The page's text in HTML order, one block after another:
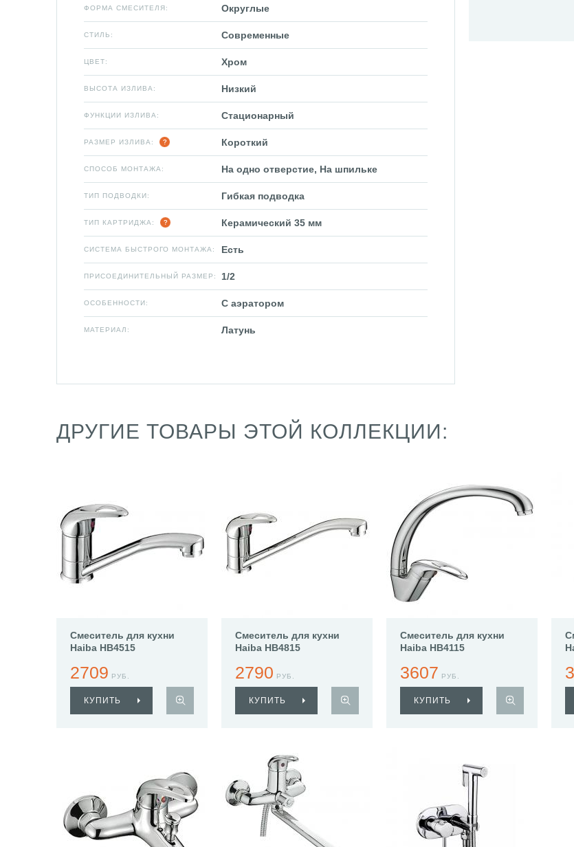
ФОРМА СМЕСИТЕЛЯ: Округлые
СТИЛЬ: Современные
ЦВЕТ: Хром
ВЫСОТА ИЗЛИВА: Низкий
ФУНКЦИИ ИЗЛИВА: Стационарный
РАЗМЕР ИЗЛИВА: Короткий
СПОСОБ МОНТАЖА: На одно отверстие, На шпильке
ТИП ПОДВОДКИ: Гибкая подводка
ТИП КАРТРИДЖА: Керамический 35 мм
СИСТЕМА БЫСТРОГО МОНТАЖА: Есть
ПРИСОЕДИНИТЕЛЬНЫЙ РАЗМЕР: 1/2
ОСОБЕННОСТИ: С аэратором
МАТЕРИАЛ: Латунь
ДРУГИЕ ТОВАРЫ ЭТОЙ КОЛЛЕКЦИИ:
Смеситель для кухни
Haiba HB4515
2709 РУБ.
КУПИТЬ
Смеситель для кухни
Haiba HB4815
2790 РУБ.
КУПИТЬ
Смеситель для кухни
Haiba HB4115
3607 РУБ.
КУПИТЬ